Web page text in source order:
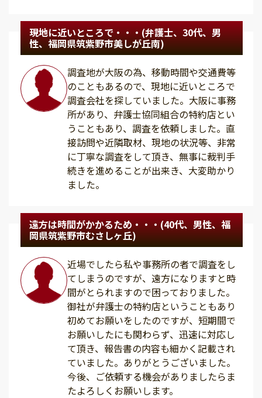
現地に近いところで・・・(弁護士、30代、男
性、福岡県筑紫野市美しが丘南)
調査地が大阪の為、移動時間や交通費等
のこともあるので、現地に近いところで
調査会社を探していました。大阪に事務
所があり、弁護士協同組合の特約店とい
うこともあり、調査を依頼しました。直
接訪問や近隣取材、現地の状況等、非常
に丁寧な調査をして頂き、無事に裁判手
続きを進めることが出来き、大変助かり
ました。
遠方は時間がかかるため・・・(40代、男性、福
岡県筑紫野市むさしヶ丘)
近場でしたら私や事務所の者で調査をし
てしまうのですが、遠方になりますと時
間がとられますので困っておりました。
御社が弁護士の特約店ということもあり
初めてお願いをしたのですが、短期間で
お願いしたにも関わらず、迅速に対応し
て頂き、報告書の内容も細かく記載され
ていました。ありがとうございました。
今後、ご依頼する機会がありましたらま
たよろしくお願いします。